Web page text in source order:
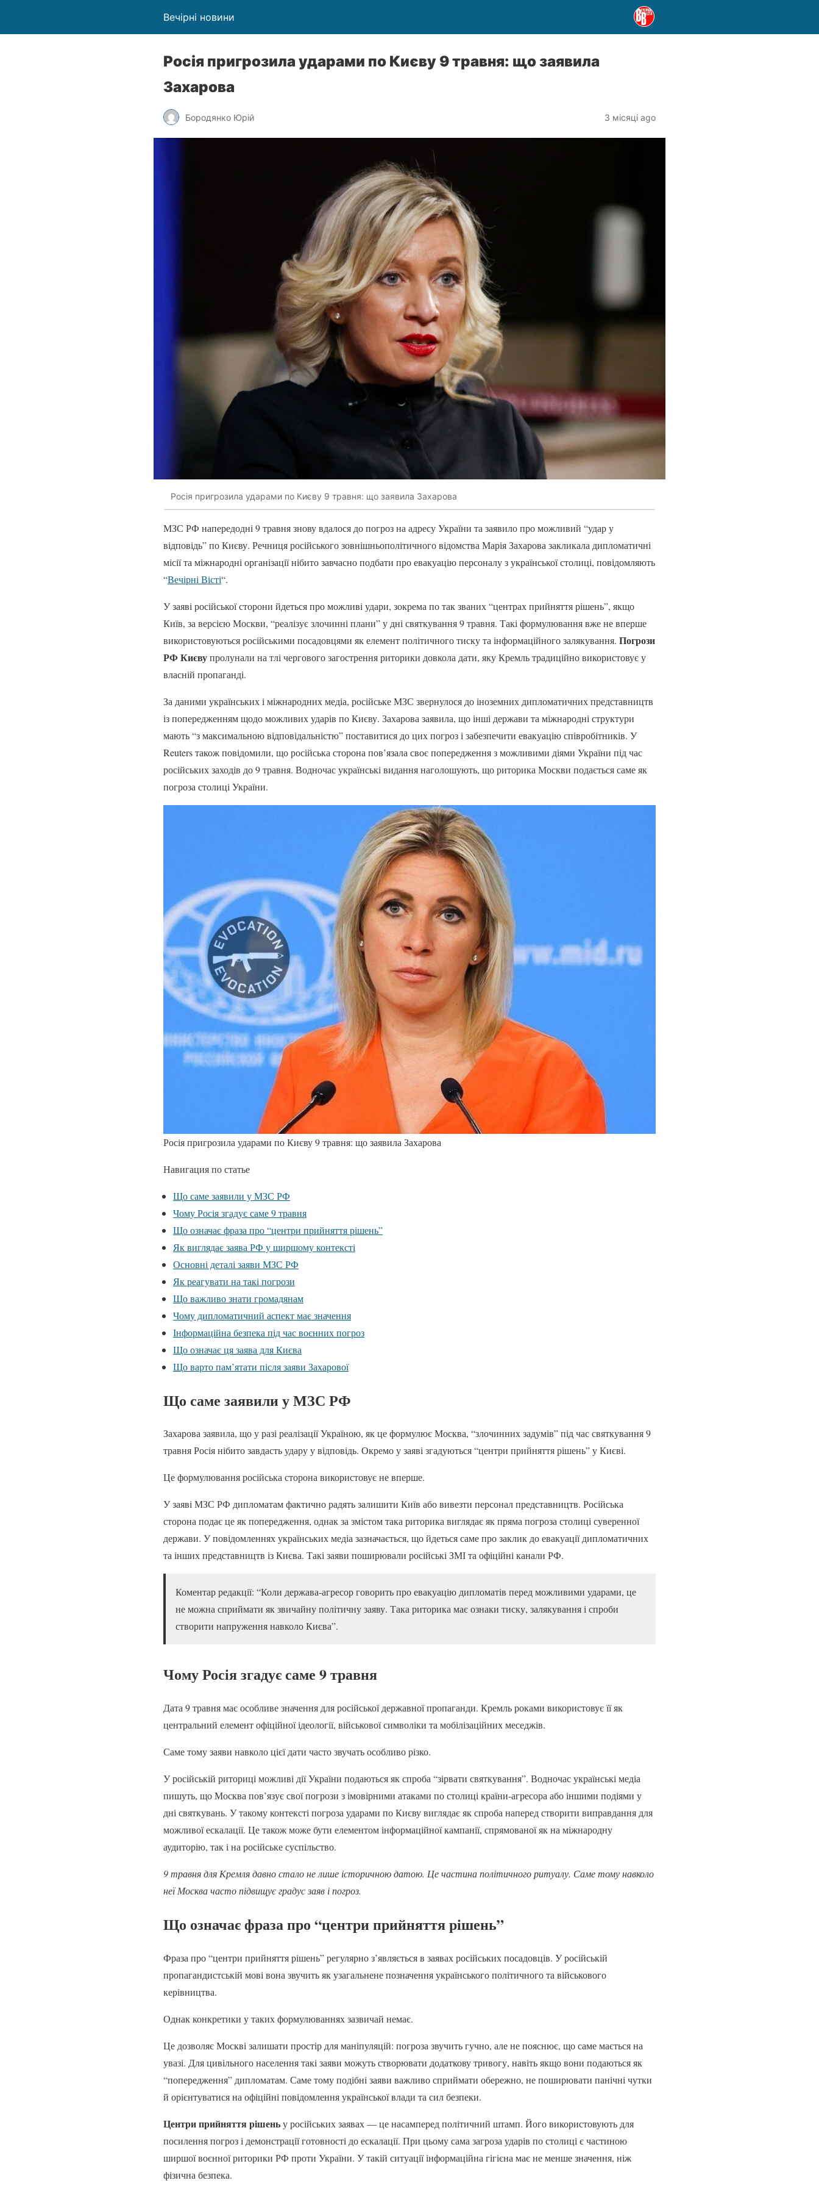
Вечірні новини
Росія пригрозила ударами по Києву 9 травня: що заявила
Захарова
Бородянко Юрій 3 місяці ago
Росія пригрозила ударами по Києву 9 травня: що заявила Захарова
МЗС РФ напередодні 9 травня знову вдалося до погроз на адресу України та заявило про можливий “удар у
відповідь” по Києву. Речниця російського зовнішньополітичного відомства Марія Захарова закликала дипломатичні
місії та міжнародні організації нібито завчасно подбати про евакуацію персоналу з української столиці, повідомляють
“Вечірні Вісті“.
У заяві російської сторони йдеться про можливі удари, зокрема по так званих “центрах прийняття рішень”, якщо
Київ, за версією Москви, “реалізує злочинні плани” у дні святкування 9 травня. Такі формулювання вже не вперше
використовуються російськими посадовцями як елемент політичного тиску та інформаційного залякування. Погрози
РФ Києвупролунали на тлі чергового загострення риторики довкола дати, яку Кремль традиційно використовує у
власній пропаганді.
За даними українських і міжнародних медіа, російське МЗС звернулося до іноземних дипломатичних представництв
із попередженням щодо можливих ударів по Києву. Захарова заявила, що інші держави та міжнародні структури
мають “з максимальною відповідальністю” поставитися до цих погроз і забезпечити евакуацію співробітників. У
Reuters також повідомили, що російська сторона пов’язала своє попередження з можливими діями України під час
російських заходів до 9 травня. Водночас українські видання наголошують, що риторика Москви подається саме як
погроза столиці України.
Росія пригрозила ударами по Києву 9 травня: що заявила Захарова
Навигация по статье
Що саме заявили у МЗС РФ
Чому Росія згадує саме 9 травня
Що означає фраза про “центри прийняття рішень”
Як виглядає заява РФ у ширшому контексті
Основні деталі заяви МЗС РФ
Як реагувати на такі погрози
Що важливо знати громадянам
Чому дипломатичний аспект має значення
Інформаційна безпека під час воєнних погроз
Що означає ця заява для Києва
Що варто пам’ятати після заяви Захарової
Що саме заявили у МЗС РФ
Захарова заявила, що у разі реалізації Україною, як це формулює Москва, “злочинних задумів” під час святкування 9
травня Росія нібито завдасть удару у відповідь. Окремо у заяві згадуються “центри прийняття рішень” у Києві.
Це формулювання російська сторона використовує не вперше.
У заяві МЗС РФ дипломатам фактично радять залишити Київ або вивезти персонал представництв. Російська
сторона подає це як попередження, однак за змістом така риторика виглядає як пряма погроза столиці суверенної
держави. У повідомленнях українських медіа зазначається, що йдеться саме про заклик до евакуації дипломатичних
та інших представництв із Києва. Такі заяви поширювали російські ЗМІ та офіційні канали РФ.
Коментар редакції: “Коли держава-агресор говорить про евакуацію дипломатів перед можливими ударами, це
не можна сприймати як звичайну політичну заяву. Така риторика має ознаки тиску, залякування і спроби
створити напруження навколо Києва”.
Чому Росія згадує саме 9 травня
Дата 9 травня має особливе значення для російської державної пропаганди. Кремль роками використовує її як
центральний елемент офіційної ідеології, військової символіки та мобілізаційних меседжів.
Саме тому заяви навколо цієї дати часто звучать особливо різко.
У російській риториці можливі дії України подаються як спроба “зірвати святкування”. Водночас українські медіа
пишуть, що Москва пов’язує свої погрози з імовірними атаками по столиці країни-агресора або іншими подіями у
дні святкувань. У такому контексті погроза ударами по Києву виглядає як спроба наперед створити виправдання для
можливої ескалації. Це також може бути елементом інформаційної кампанії, спрямованої як на міжнародну
аудиторію, так і на російське суспільство.
9 травня для Кремля давно стало не лише історичною датою. Це частина політичного ритуалу. Саме тому навколо
неї Москва часто підвищує градус заяв і погроз.
Що означає фраза про “центри прийняття рішень”
Фраза про “центри прийняття рішень” регулярно з’являється в заявах російських посадовців. У російській
пропагандистській мові вона звучить як узагальнене позначення українського політичного та військового
керівництва.
Однак конкретики у таких формулюваннях зазвичай немає.
Це дозволяє Москві залишати простір для маніпуляцій: погроза звучить гучно, але не пояснює, що саме мається на
увазі. Для цивільного населення такі заяви можуть створювати додаткову тривогу, навіть якщо вони подаються як
“попередження” дипломатам. Саме тому подібні заяви важливо сприймати обережно, не поширювати панічні чутки
й орієнтуватися на офіційні повідомлення української влади та сил безпеки.
Центри прийняття рішеньу російських заявах — це насамперед політичний штамп. Його використовують для
посилення погроз і демонстрації готовності до ескалації. При цьому сама загроза ударів по столиці є частиною
ширшої воєнної риторики РФ проти України. У такій ситуації інформаційна гігієна має не менше значення, ніж
фізична безпека.